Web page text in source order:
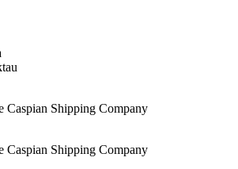
Caspian Shipping Company
Caspian Shipping Company